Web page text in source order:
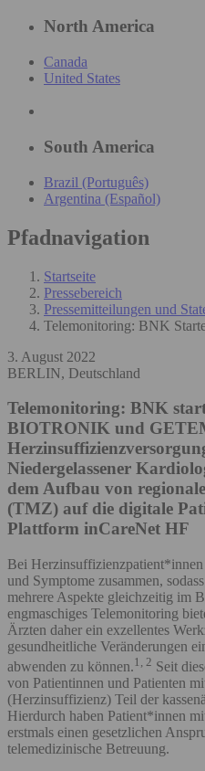
North America
Canada
United States
South America
Brazil (Português)
Argentina (Español)
Pfadnavigation
Startseite
Pressebereich
Pressemitteilungen und
Telemonitoring: BNK
3. August 2022
BERLIN, Deutschland
Telemonitoring: BNK
BIOTRONIK und
Niedergelassener
dem Aufbau von
(TMZ) auf die digitale
Plattform inCareNet HF
Bei
und Symptome zusammen,
mehrere Aspekte gleichzeitig im
engmaschiges Telemonitoring
Ärzten daher ein exzellentes
gesundheitliche Veränderungen
abwenden zu können.1, 2 Seit
von Patientinnen und Patienten
(Herzinsuffizienz) Teil der
Hierdurch haben Patient*innen
erstmals einen gesetzlichen
telemedizinische Betreuung.